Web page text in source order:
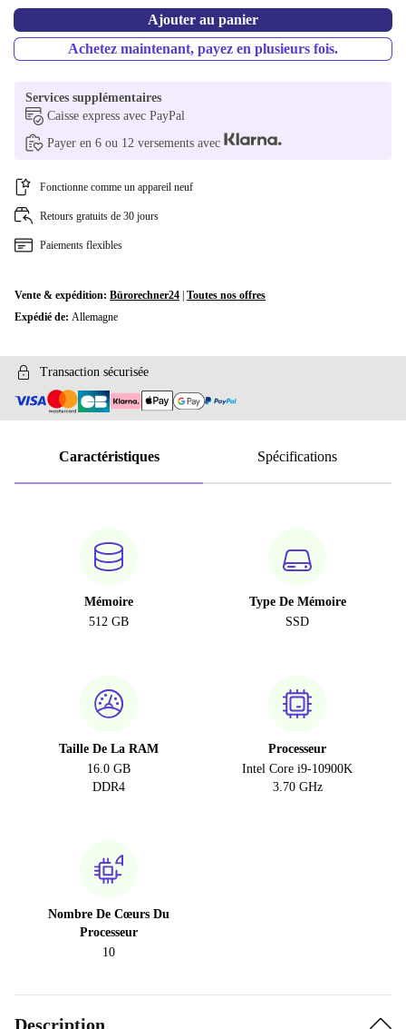
Ajouter au panier
Achetez maintenant, payez en plusieurs fois.
Services supplémentaires
Caisse express avec PayPal
Payer en 6 ou 12 versements avec
Fonctionne comme un appareil neuf
Retours gratuits de 30 jours
Paiements flexibles
Vente & expédition: Bürorechner24 Toutes nos offres
Expédié de: Allemagne
Transaction sécurisée
Caractéristiques Spécifications
Mémoire
512 GB
Type De Mémoire
SSD
Taille De La RAM
16.0 GB
DDR4
Processeur
Intel Core i9-10900K
3.70 GHz
Nombre De Cœurs Du
Processeur
10
Description